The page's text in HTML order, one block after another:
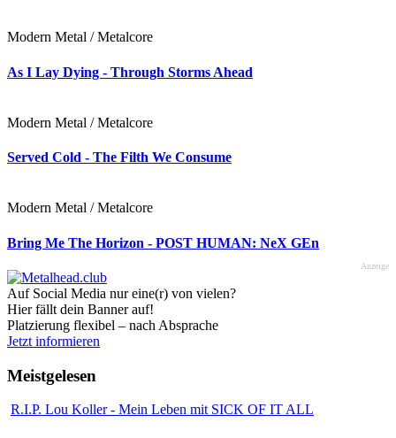
Modern Metal / Metalcore
As I Lay Dying - Through Storms Ahead
Modern Metal / Metalcore
Served Cold - The Filth We Consume
Modern Metal / Metalcore
Bring Me The Horizon - POST HUMAN: NeX GEn
Anzeige
Auf Social Media nur eine(r) von vielen?
Hier fällt dein Banner auf!
Platzierung flexibel – nach Absprache
Jetzt informieren
Meistgelesen
R.I.P. Lou Koller - Mein Leben mit SICK OF IT ALL